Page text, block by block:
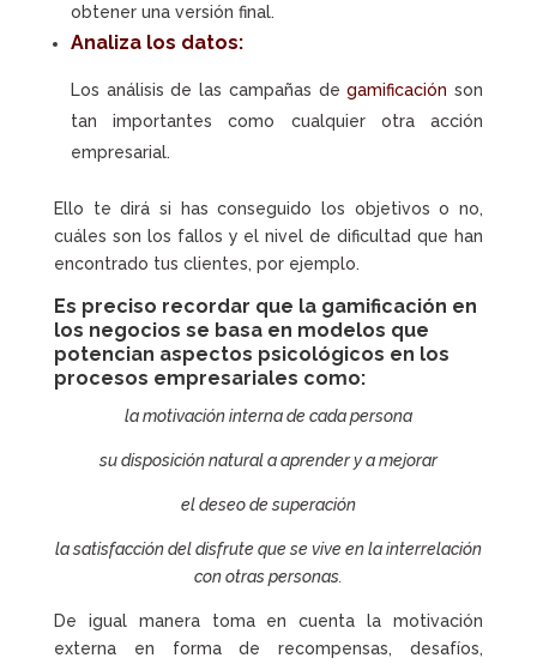
obtener una versión final.
Analiza los datos:
Los análisis de las campañas degamificación son
tan importantes como cualquier otra acción
empresarial.
Ello te dirá si has conseguido los objetivos o no,
cuáles son los fallos y el nivel de dificultad que han
encontrado tus clientes, por ejemplo.
Es preciso recordar que la gamificación en
los negocios se basa en modelos que
potencian aspectos psicológicos en los
procesos empresariales como:
la motivación interna de cada persona
su disposición natural a aprender y a mejorar
el deseo de superación
la satisfacción del disfrute que se vive en la interrelación
con otras personas.
De igual manera toma en cuenta la motivación
externa en forma de recompensas, desafíos,